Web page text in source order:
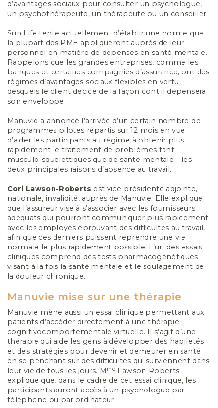
d’avantages sociaux pour consulter un psychologue,
un psychothérapeute, un thérapeute ou un conseiller.
Sun Life tente actuellement d’établir une norme que
la plupart des PME appliqueront auprès de leur
personnel en matière de dépenses en santé mentale.
Rappelons que les grandes entreprises, comme les
banques et certaines compagnies d’assurance, ont des
régimes d’avantages sociaux flexibles en vertu
desquels le client décide de la façon dont il dépensera
son enveloppe.
Manuvie a annoncé l’arrivée d’un certain nombre de
programmes pilotes répartis sur 12 mois en vue
d’aider les participants au régime à obtenir plus
rapidement le traitement de problèmes tant
musculo-squelettiques que de santé mentale – les
deux principales raisons d’absence au travail.
Cori Lawson-Roberts est vice-présidente adjointe,
nationale, invalidité, auprès de Manuvie. Elle explique
que l’assureur vise à s’associer avec les fournisseurs
adéquats qui pourront communiquer plus rapidement
avec les employés éprouvant des difficultés au travail,
afin que ces derniers puissent reprendre une vie
normale le plus rapidement possible. L’un des essais
cliniques comprend des tests pharmacogénétiques
visant à la fois la santé mentale et le soulagement de
la douleur chronique.
Manuvie mise sur une thérapie
Manuvie mène aussi un essai clinique permettant aux
patients d’accéder directement à une thérapie
cognitivocomportementale virtuelle. Il s’agit d’une
thérapie qui aide les gens à développer des habiletés
et des stratégies pour devenir et demeurer en santé
en se penchant sur des difficultés qui surviennent dans
leur vie de tous les jours. M me Lawson-Roberts
explique que, dans le cadre de cet essai clinique, les
participants auront accès à un psychologue par
téléphone ou par ordinateur.